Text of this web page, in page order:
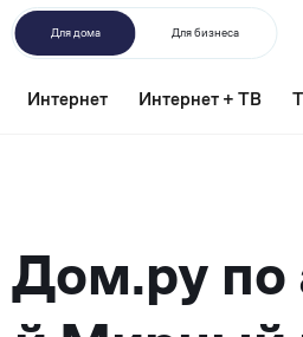
Для дома Для бизнеса
Интернет Интернет + ТВ
по